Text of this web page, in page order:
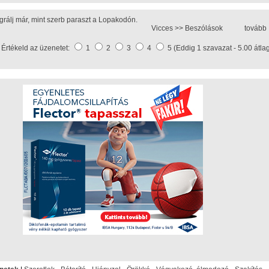
már, mint szerb paraszt a Lopakodón.
Vicces >> Beszólások tovább
Értékeld az üzenetet: 1 2 3 4 5 (Eddig 1 szavazat - 5.00